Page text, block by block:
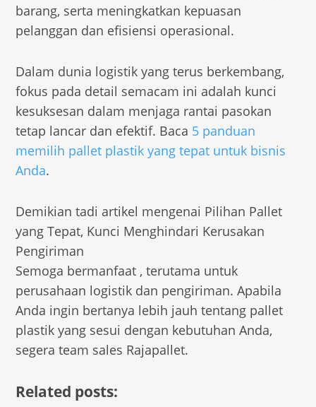
barang, serta meningkatkan kepuasan
pelanggan dan efisiensi operasional.
Dalam dunia logistik yang terus berkembang,
fokus pada detail semacam ini adalah kunci
kesuksesan dalam menjaga rantai pasokan
tetap lancar dan efektif. Baca 5 panduan
memilih pallet plastik yang tepat untuk bisnis
Anda.
Demikian tadi artikel mengenai Pilihan Pallet
yang Tepat, Kunci Menghindari Kerusakan
Pengiriman
Semoga bermanfaat , terutama untuk
perusahaan logistik dan pengiriman. Apabila
Anda ingin bertanya lebih jauh tentang pallet
plastik yang sesui dengan kebutuhan Anda,
segera team sales Rajapallet.
Related posts: